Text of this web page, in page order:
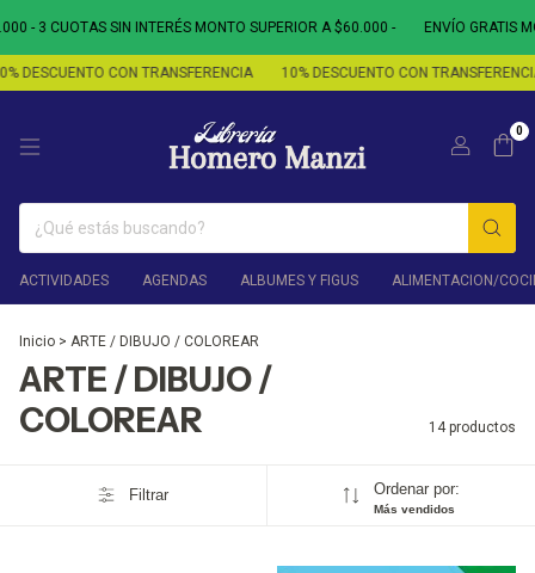
3 CUOTAS SIN INTERÉS MONTO SUPERIOR A $60.000 - ENVÍO GRATIS
CON TRANSFERENCIA 10% DESCUENTO CON TRANSFERENCIA
0
ACTIVIDADES AGENDAS ALBUMES Y FIGUS ALIMENTACION/
Inicio > ARTE / DIBUJO / COLOREAR
ARTE / DIBUJO /
COLOREAR
14 productos
Filtrar Ordenar por:
Más vendidos